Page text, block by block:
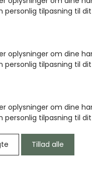
personlig tilpasning til
oplysninger om dine
personlig tilpasning til
oplysninger om dine
personlig tilpasning til
Tillad alle